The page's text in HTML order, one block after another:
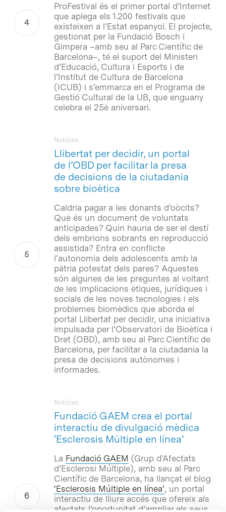
ProFestival és el primer portal d’Internet
que aplega els 1.200 festivals que
existeixen a l’Estat espanyol. El projecte,
gestionat per la Fundació Bosch i
Gimpera –amb seu al Parc Científic de
Barcelona–, té el suport del Ministeri
d’Educació, Cultura i Esports i de
l’Institut de Cultura de Barcelona
(ICUB) i s’emmarca en el Programa de
Gestió Cultural de la UB, que enguany
celebra el 25è aniversari.
Llibertat per decidir, un portal
de l’OBD per facilitar la presa
de decisions de la ciutadania
sobre bioètica
Notícies
Caldria pagar a les donants d’oòcits?
Què és un document de voluntats
anticipades? Quin hauria de ser el destí
dels embrions sobrants en reproducció
assistida? Entra en conflicte
l’autonomia dels adolescents amb la
pàtria potestat dels pares? Aquestes
són algunes de les preguntes al voltant
de les implicacions ètiques, jurídiques i
socials de les noves tecnologies i els
problemes biomèdics que aborda el
portal Llibertat per decidir, una iniciativa
impulsada per l’Observatori de Bioètica i
Dret (OBD), amb seu al Parc Científic de
Barcelona, per facilitar a la ciutadania la
presa de decisions autònomes i
informades.
Fundació GAEM crea el portal
interactiu de divulgació mèdica
‘Esclerosis Múltiple en línea’
Notícies
La Fundació GAEM (Grup d’Afectats
d’Esclerosi Múltiple), amb seu al Parc
Científic de Barcelona, ha llançat el blog
‘Esclerosis Múltiple en línea’, un portal
interactiu de lliure accés que ofereix als
afectats l’oportunitat d’ampliar els seus